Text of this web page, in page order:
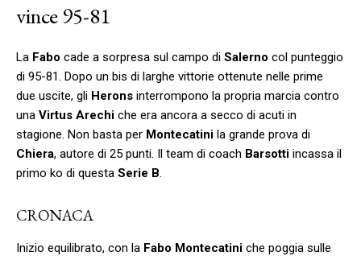
vince 95-81
La Fabo cade a sorpresa sul campo di Salerno col punteggio
di 95-81. Dopo un bis di larghe vittorie ottenute nelle prime
due uscite, gli Herons interrompono la propria marcia contro
una Virtus Arechi che era ancora a secco di acuti in
stagione. Non basta per Montecatini la grande prova di
Chiera, autore di 25 punti. Il team di coach Barsotti incassa il
primo ko di questa Serie B.
CRONACA
Inizio equilibrato, con la Fabo Montecatini che poggia sulle